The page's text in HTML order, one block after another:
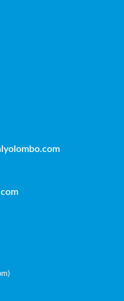
)